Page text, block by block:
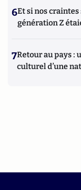
6Et si nos
génération Z
7Retour au pays :
culturel d’une